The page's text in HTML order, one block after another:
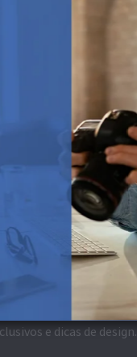
e dicas de